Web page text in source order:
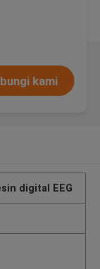
kami
digital EEG